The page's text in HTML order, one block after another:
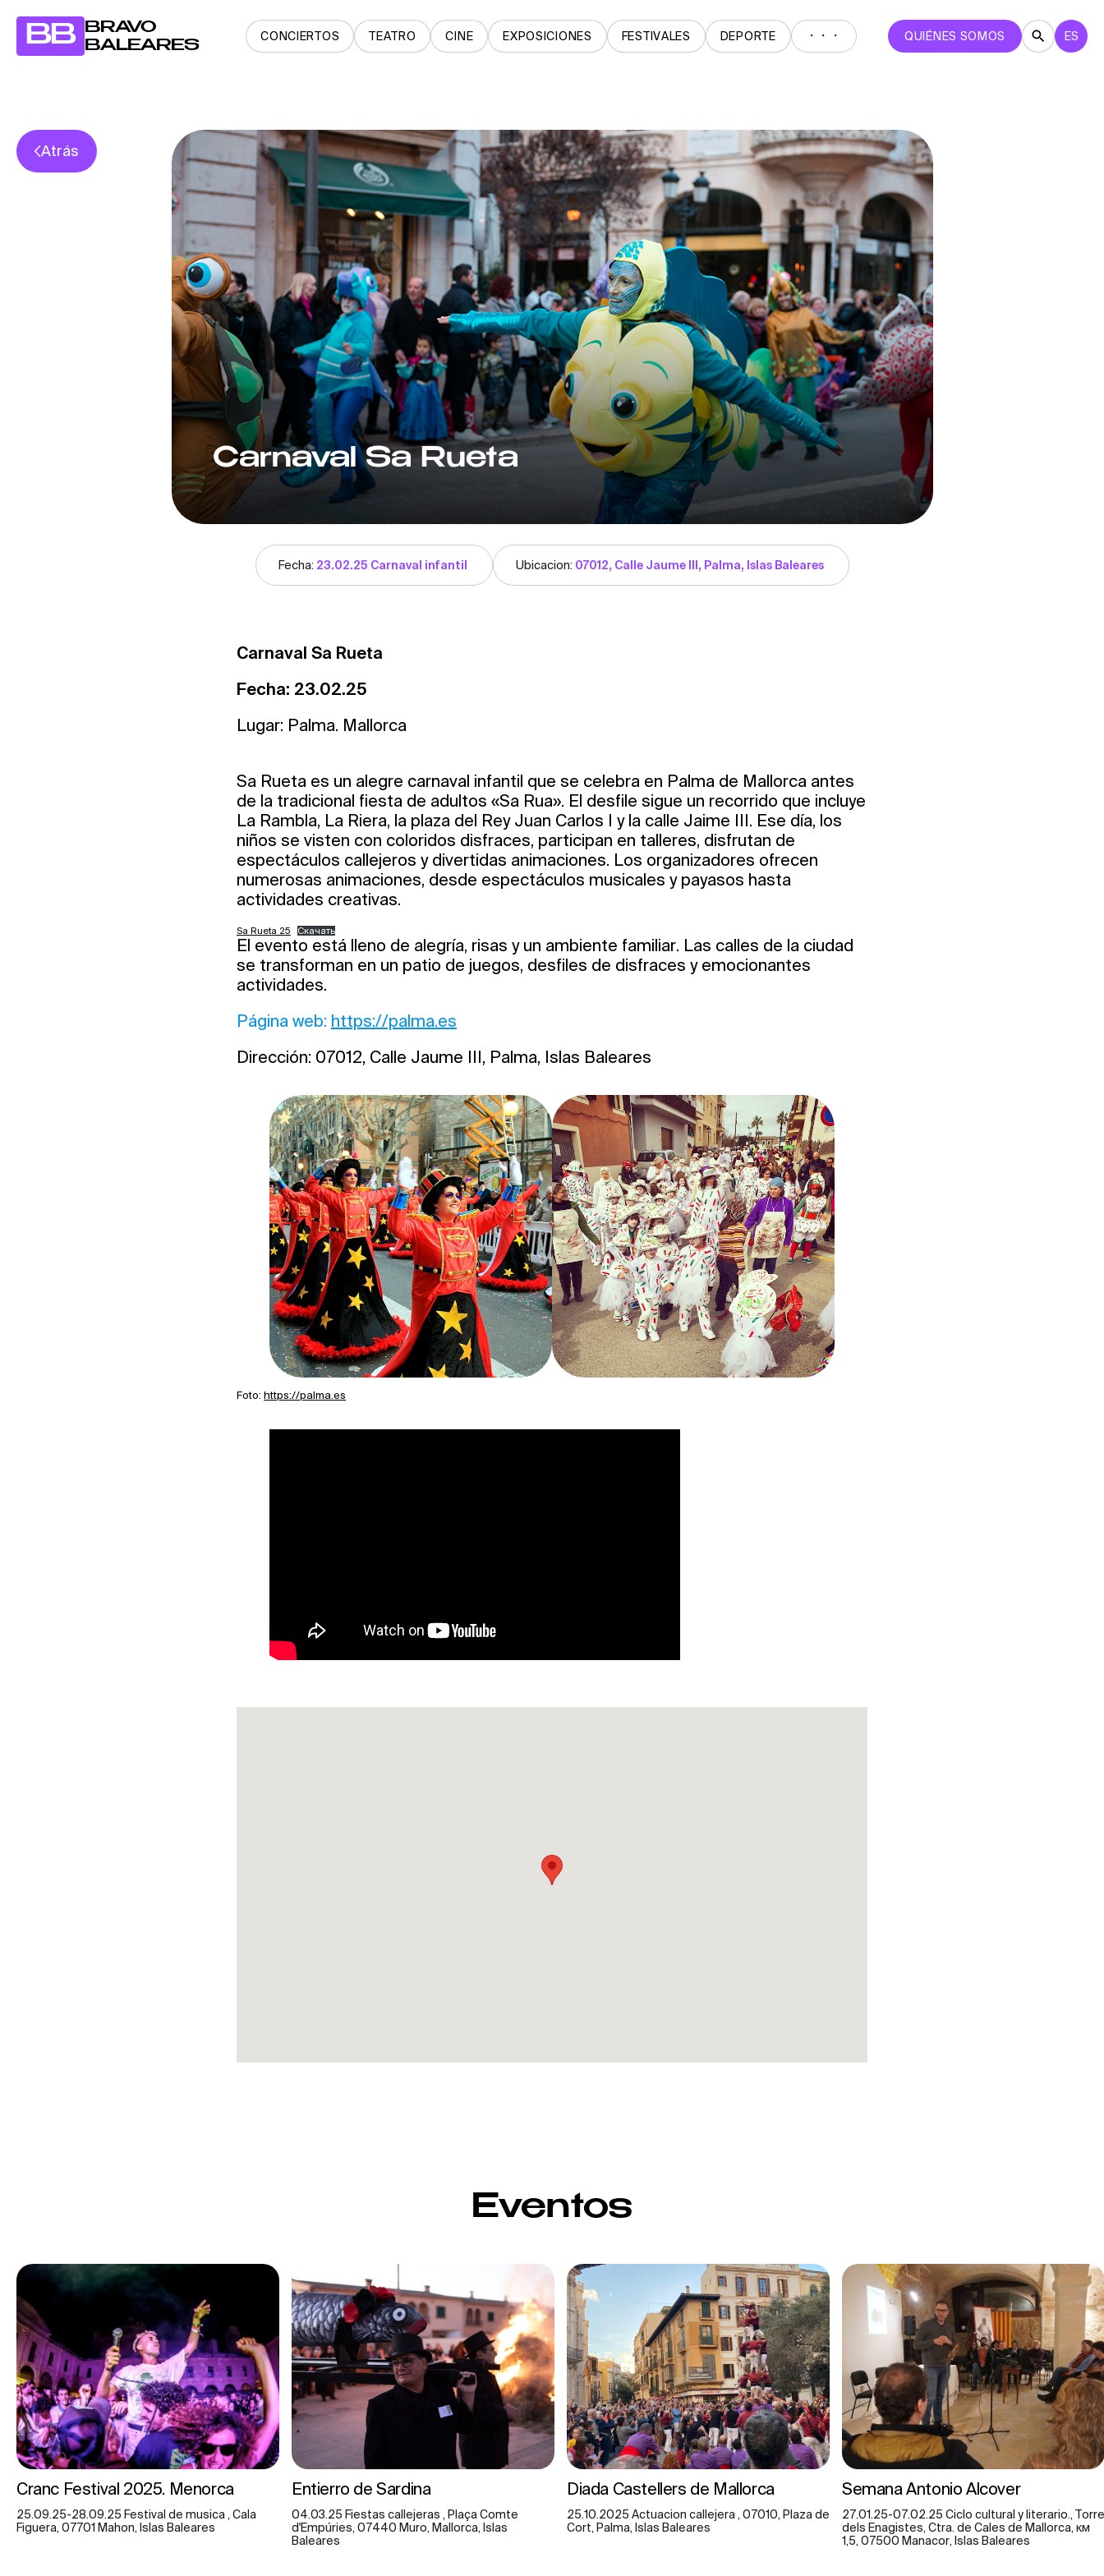
BB
BRAVO
BALEARES
CONCIERTOS TEATRO CINE EXPOSICIONES FESTIVALES DEPORTE ・・・ QUIÉNES SOMOS ES
Atrás
Carnaval Sa Rueta
Fecha: 23.02.25 Carnaval infantil Ubicacion: 07012, Calle Jaume III, Palma, Islas Baleares
Carnaval Sa Rueta
Fecha: 23.02.25
Lugar: Palma. Mallorca
Sa Rueta es un alegre carnaval infantil que se celebra en Palma de Mallorca antes
de la tradicional fiesta de adultos «Sa Rua». El desfile sigue un recorrido que incluye
La Rambla, La Riera, la plaza del Rey Juan Carlos I y la calle Jaime III. Ese día, los
niños se visten con coloridos disfraces, participan en talleres, disfrutan de
espectáculos callejeros y divertidas animaciones. Los organizadores ofrecen
numerosas animaciones, desde espectáculos musicales y payasos hasta
actividades creativas.
Sa Rueta 25 Скачать
El evento está lleno de alegría, risas y un ambiente familiar. Las calles de la ciudad
se transforman en un patio de juegos, desfiles de disfraces y emocionantes
actividades.
Página web: https://palma.es
Dirección: 07012, Calle Jaume III, Palma, Islas Baleares
Foto: https://palma.es
Eventos
Cranc Festival 2025. Menorca
25.09.25-28.09.25 Festival de musica , Cala
Figuera, 07701 Mahon, Islas Baleares
Entierro de Sardina
04.03.25 Fiestas callejeras , Plaça Comte
d'Empúries, 07440 Muro, Mallorca, Islas
Baleares
Diada Castellers de Mallorca
25.10.2025 Actuacion callejera , 07010, Plaza de
Cort, Palma, Islas Baleares
Semana Antonio Alcover
27.01.25-07.02.25 Ciclo cultural y literario., Torre
dels Enagistes, Ctra. de Cales de Mallorca, км
1,5, 07500 Manacor, Islas Baleares